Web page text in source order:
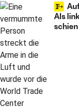
Als
schien